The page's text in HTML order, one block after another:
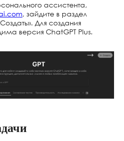
ассистента,
, зайдите в раздел
Для создания
версия ChatGPT Plus.